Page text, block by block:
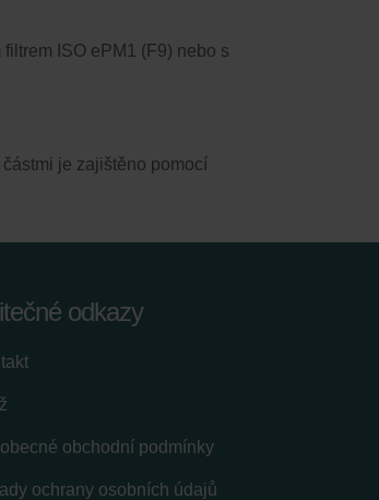
ISO ePM1 (F9) nebo s
je zajištěno pomocí
odkazy
obchodní podmínky
ochrany osobních údajů